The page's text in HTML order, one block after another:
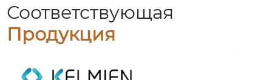
Соответствующая
Продукция